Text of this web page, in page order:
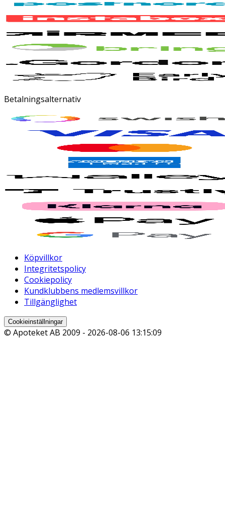
Betalningsalternativ
Köpvillkor
Integritetspolicy
Cookiepolicy
Kundklubbens medlemsvillkor
Tillgänglighet
Cookieinställningar
© Apoteket AB 2009 - 2026-08-06 13:15:09